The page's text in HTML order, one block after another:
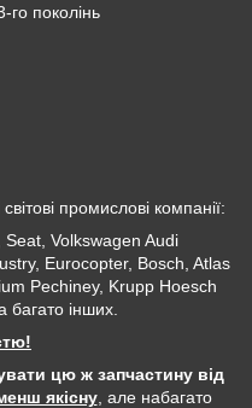
го поколінь
промислові компанії:
Volkswagen Audi
Eurocopter, Bosch, Atlas
Pechiney, Krupp Hoesch
інших.
цю ж запчастину від
якісну, але набагато